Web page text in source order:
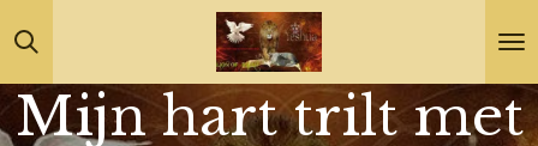
Ga
direct
naar
de
Mijn hart trilt met